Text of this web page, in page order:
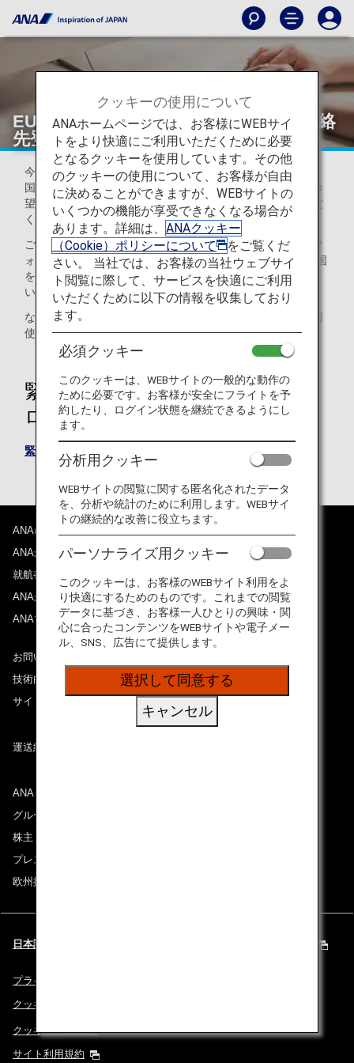
EU加盟国・英国出発便における緊急連絡
先登録について
今般EU（欧州連合）・英国の法律に基づき、EU加盟国・英
国を出発するANA運航便にご搭乗いただく際、お客様がご希
望される場合には、事故時の緊急連絡先を登録させていただ
くことになりました。
ご登録をご希望されるお客様は、以下より緊急連絡先登録フ
ォームを印刷し、必要事項をご記入のうえ、EU加盟国・英国
を出発する当日、搭乗ゲートにて空港係員にお渡しくださ
い。
なお、お預かりした緊急連絡先はその他の商業目的では一切
使用いたしません。
緊急連絡先登録フォームのダウン
ロード
緊急連絡先登録フォーム（PDF形式 / 76KB）
ANAについて
ANAからのお知らせ
就航都市
ANAがお約束する体験
ANAマイレージクラブ
お問い合わせ
技術的なお問い合わせ（推奨環境）
サイトマップ
運送約款
ANAグループについて
グループ企業一覧
株主・投資家情報
プレスリリース
欧州採用情報
日本語 | Europe & Middle East (都市と言語を選択してください)
プライバシーポリシー
クッキーポリシー
クッキー詳細設定
サイト利用規約
クッキーの使用について
ANAホームページでは、お客様にWEBサイ
トをより快適にご利用いただくために必要
となるクッキーを使用しています。その他
のクッキーの使用について、お客様が自由
に決めることができますが、WEBサイトの
いくつかの機能が享受できなくなる場合が
あります。詳細は、 ANAクッキー
（Cookie）ポリシーについて
をご覧くだ
さい。 当社では、お客様の当社ウェブサイ
ト閲覧に際して、サービスを快適にご利用
いただくために以下の情報を収集しており
ます。
必須クッキー
このクッキーは、WEBサイトの一般的な動作の
ために必要です。お客様が安全にフライトを予
約したり、ログイン状態を継続できるようにし
ます。
分析用クッキー
WEBサイトの閲覧に関する匿名化されたデータ
を、分析や統計のために利用します。WEBサイ
トの継続的な改善に役立ちます。
パーソナライズ用クッキー
このクッキーは、お客様のWEBサイト利用をよ
り快適にするためのものです。これまでの閲覧
データに基づき、お客様一人ひとりの興味・関
心に合ったコンテンツをWEBサイトや電子メー
ル、SNS、広告にて提供します。
選択して同意する
キャンセル